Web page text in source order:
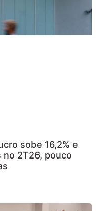
sobe 16,2% e
no 2T26, pouco